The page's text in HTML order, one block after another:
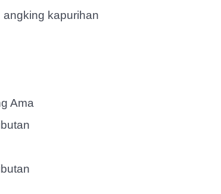
kapurihan
Ama